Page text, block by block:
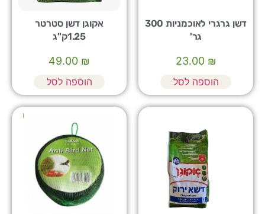
דשן גרגרי לאוכמניות 300
גר'
₪
23.00
הוספה לסל
אקוגן דשן סטרטר
1.25ק"ג
₪
הוספה לסל